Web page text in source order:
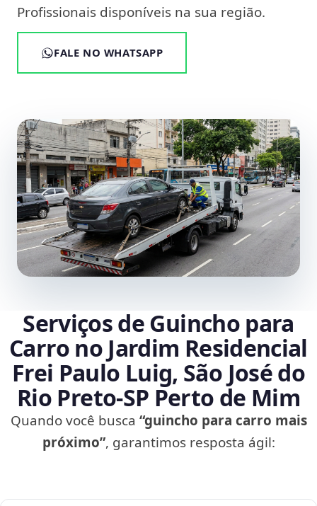
Profissionais disponíveis na sua região.
FALE NO WHATSAPP
Serviços de Guincho para
Carro no Jardim Residencial
Frei Paulo Luig, São José do
Rio Preto‑SP Perto de Mim
Quando você busca “guincho para carro mais
próximo”, garantimos resposta ágil: